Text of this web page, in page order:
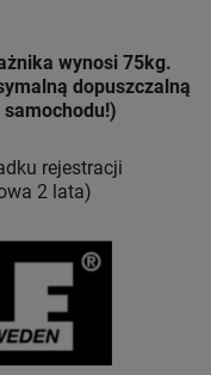
wynosi 75kg.
dopuszczalną
rejestracji
2 lata)